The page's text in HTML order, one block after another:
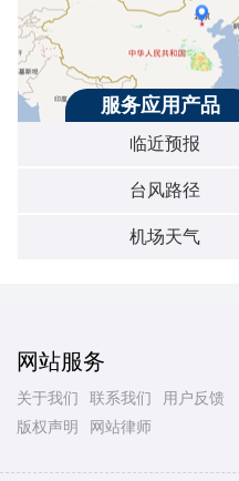
服务应用产品
临近预报
台风路径
机场天气
网站服务
关于我们 联系我们
用户反馈
版权声明
网站律师